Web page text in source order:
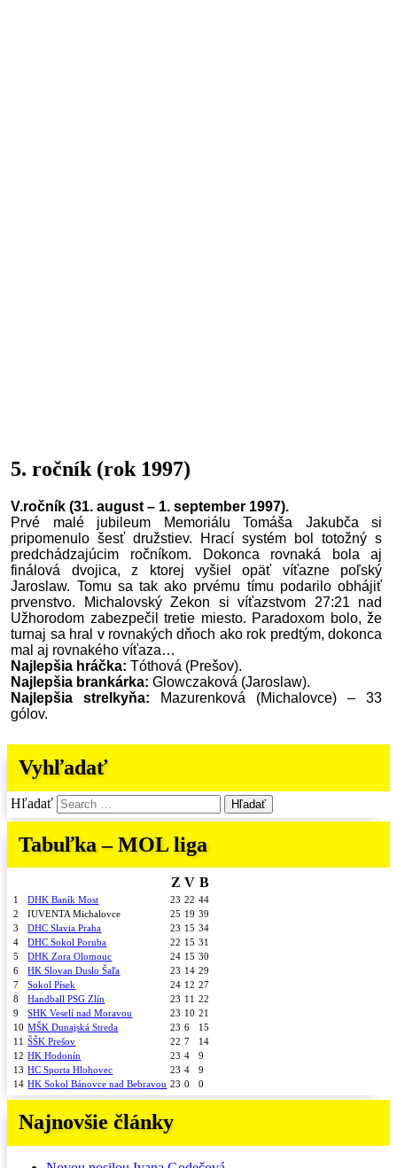
5. ročník (rok 1997)
V.ročník (31. august – 1. september 1997).
Prvé malé jubileum Memoriálu Tomáša Jakubča si
pripomenulo šesť družstiev. Hrací systém bol totožný s
predchádzajúcim ročníkom. Dokonca rovnaká bola aj
finálová dvojica, z ktorej vyšiel opäť víťazne poľský
Jaroslaw. Tomu sa tak ako prvému tímu podarilo obhájiť
prvenstvo. Michalovský Zekon si víťazstvom 27:21 nad
Užhorodom zabezpečil tretie miesto. Paradoxom bolo, že
turnaj sa hral v rovnakých dňoch ako rok predtým, dokonca
mal aj rovnakého víťaza…
Najlepšia hráčka: Tóthová (Prešov).
Najlepšia brankárka: Glowczaková (Jaroslaw).
Najlepšia strelkyňa: Mazurenková (Michalovce) – 33
gólov.
Vyhľadať
Hľadať
Tabuľka – MOL liga
Z V B
1 DHK Baník Most 23 22 44
2
IUVENTA Michalovce 25 19 39
3
DHC Slavia Praha 23 15 34
4
DHC Sokol Poruba 22 15 31
5
DHK Zora Olomouc 24 15 30
6
HK Slovan Duslo Šaľa 23 14 29
7
Sokol Písek 24 12 27
8
Handball PSG Zlín 23 11 22
9
SHK Veselí nad Moravou 23 10 21
10 MŠK Dunajská Streda 23 6
15
11 ŠŠK Prešov 22 7
14
12 HK Hodonín 23 4
9
13 HC Sporta Hlohovec 23 4
9
14 HK Sokol Bánovce nad Bebravou 23 0 0
Najnovšie články